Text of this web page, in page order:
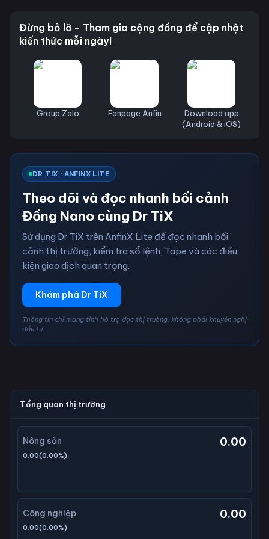
Đừng bỏ lỡ – Tham gia cộng đồng để cập nhật
kiến thức mỗi ngày!
Group Zalo Fanpage Anfin
Download app
(Android & iOS)
DR TIX · ANFINX LITE
Theo dõi và đọc nhanh bối cảnh
Đồng Nano cùng Dr TiX
Sử dụng Dr TiX trên AnfinX Lite để đọc nhanh bối
cảnh thị trường, kiểm tra sổ lệnh, Tape và các điều
kiện giao dịch quan trọng.
Khám phá Dr TiX
Thông tin chỉ mang tính hỗ trợ đọc thị trường, không phải khuyến nghị
đầu tư.
Tổng quan thị trường
Nông sản 0.00
0.00(0.00%)
Công nghiệp 0.00
0.00(0.00%)